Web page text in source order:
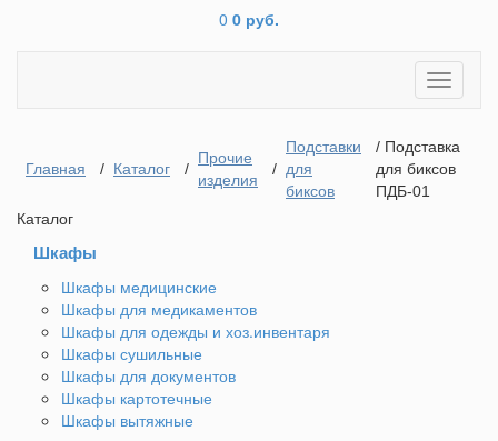
0 0 руб.
Toggle
Главная / Каталог /
Прочие
изделия
/
Подставки
для
биксов
/ Подставка
для биксов
ПДБ-01
Каталог
Шкафы
Шкафы медицинские
Шкафы для медикаментов
Шкафы для одежды и хоз.инвентаря
Шкафы сушильные
Шкафы для документов
Шкафы картотечные
Шкафы вытяжные